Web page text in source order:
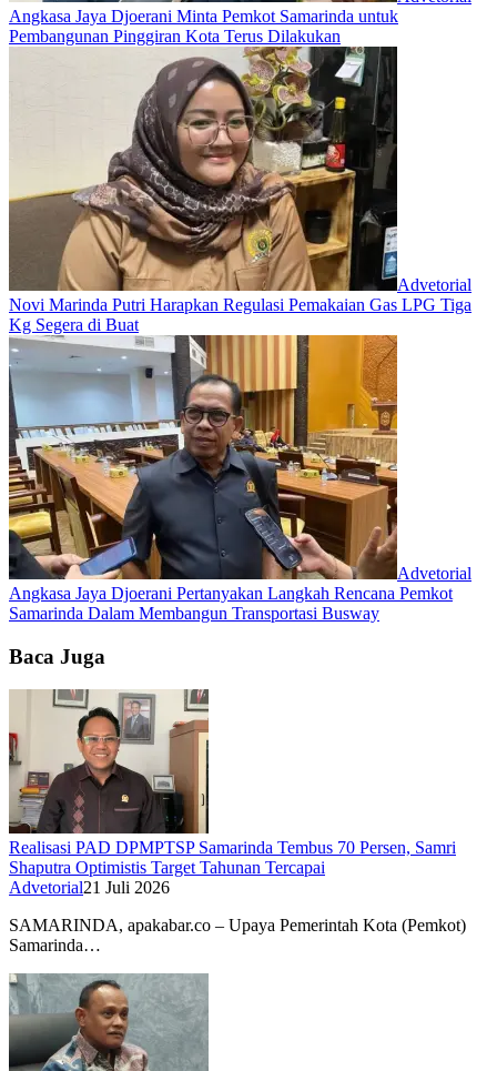
Angkasa Jaya Djoerani Minta Pemkot Samarinda untuk
Pembangunan Pinggiran Kota Terus Dilakukan
Advetorial
Novi Marinda Putri Harapkan Regulasi Pemakaian Gas LPG Tiga
Kg Segera di Buat
Advetorial
Angkasa Jaya Djoerani Pertanyakan Langkah Rencana Pemkot
Samarinda Dalam Membangun Transportasi Busway
Baca Juga
Realisasi PAD DPMPTSP Samarinda Tembus 70 Persen, Samri
Shaputra Optimistis Target Tahunan Tercapai
Advetorial21 Juli 2026
SAMARINDA, apakabar.co – Upaya Pemerintah Kota (Pemkot)
Samarinda…